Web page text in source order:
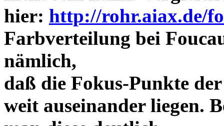
hier: http://rohr.aiax.de/
Farbverteilung bei
nämlich,
daß die Fokus-Punkte
weit auseinander liegen.